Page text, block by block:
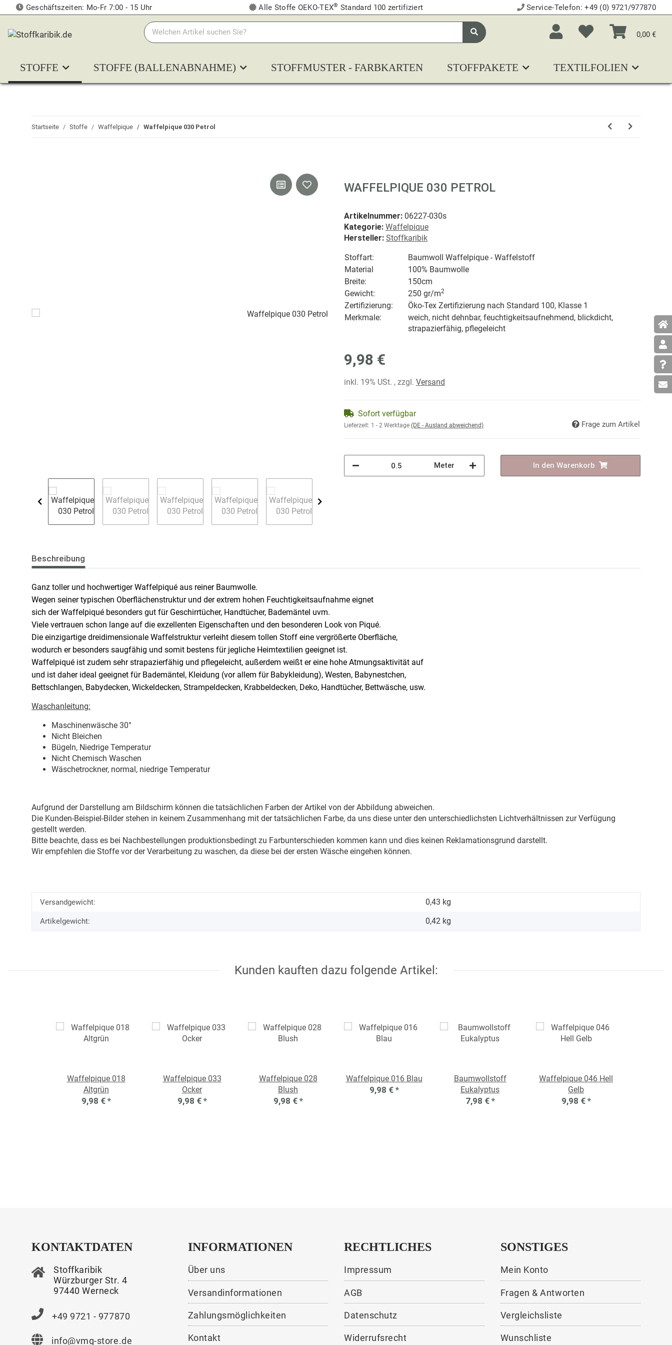
Geschäftszeiten: Mo-Fr 7:00 - 15 Uhr Alle Stoffe OEKO-TEX® Standard 100 zertifiziert Service-Telefon:+49 (0) 9721/977870
0,00 €
STOFFE STOFFE (BALLENABNAHME) STOFFMUSTER - FARBKARTEN STOFFPAKETE TEXTILFOLIEN
Startseite Stoffe Waffelpique Waffelpique 030 Petrol
WAFFELPIQUE 030 PETROL
Artikelnummer: 06227-030s
Kategorie: Waffelpique
Hersteller: Stoffkaribik
Stoffart:
Baumwoll Waffelpique - Waffelstoff
Material
100% Baumwolle
Breite:
150cm
Gewicht:
250 gr/m2
Zertifizierung:
Öko-Tex Zertifizierung nach Standard 100, Klasse 1
Merkmale:
weich, nicht dehnbar, feuchtigkeitsaufnehmend, blickdicht,
strapazierfähig, pflegeleicht
9,98 €
inkl. 19% USt. , zzgl. Versand
Sofort verfügbar
Lieferzeit: 1 - 2 Werktage (DE - Ausland abweichend) Frage zum Artikel
Meter In den Warenkorb
Beschreibung
Ganz toller und hochwertiger Waffelpiqué aus reiner Baumwolle.
Wegen seiner typischen Oberflächenstruktur und der extrem hohen Feuchtigkeitsaufnahme eignet
sich der Waffelpiqué besonders gut für Geschirrtücher, Handtücher, Bademäntel uvm.
Viele vertrauen schon lange auf die exzellenten Eigenschaften und den besonderen Look von Piqué.
Die einzigartige dreidimensionale Waffelstruktur verleiht diesem tollen Stoff eine vergrößerte Oberfläche,
wodurch er besonders saugfähig und somit bestens für jegliche Heimtextilien geeignet ist.
Waffelpiqué ist zudem sehr strapazierfähig und pflegeleicht, außerdem weißt er eine hohe Atmungsaktivität auf
und ist daher ideal geeignet für Bademäntel, Kleidung (vor allem für Babykleidung), Westen, Babynestchen,
Bettschlangen, Babydecken, Wickeldecken, Strampeldecken, Krabbeldecken, Deko, Handtücher, Bettwäsche, usw.
Waschanleitung:
Maschinenwäsche 30°
Nicht Bleichen
Bügeln, Niedrige Temperatur
Nicht Chemisch Waschen
Wäschetrockner, normal, niedrige Temperatur
Aufgrund der Darstellung am Bildschirm können die tatsächlichen Farben der Artikel von der Abbildung abweichen.
Die Kunden-Beispiel-Bilder stehen in keinem Zusammenhang mit der tatsächlichen Farbe, da uns diese unter den unterschiedlichsten Lichtverhältnissen zur Verfügung
gestellt werden.
Bitte beachte, dass es bei Nachbestellungen produktionsbedingt zu Farbunterschieden kommen kann und dies keinen Reklamationsgrund darstellt.
Wir empfehlen die Stoffe vor der Verarbeitung zu waschen, da diese bei der ersten Wäsche eingehen können.
Versandgewicht: 0,43 kg
Artikelgewicht: 0,42 kg
Kunden kauften dazu folgende Artikel:
Waffelpique 018
Altgrün
9,98 € *
Waffelpique 033
Ocker
9,98 € *
Waffelpique 028
Blush
9,98 € *
Waffelpique 016 Blau
9,98 € *
Baumwollstoff
Eukalyptus
7,98 € *
Waffelpique 046 Hell
Gelb
9,98 € *
KONTAKTDATEN
Stoffkaribik
Würzburger Str. 4
97440 Werneck
+49 9721 - 977870
info@vmg-store.de
INFORMATIONEN
Über uns
Versandinformationen
Zahlungsmöglichkeiten
Kontakt
RECHTLICHES
Impressum
AGB
Datenschutz
Widerrufsrecht
SONSTIGES
Mein Konto
Fragen & Antworten
Vergleichsliste
Wunschliste